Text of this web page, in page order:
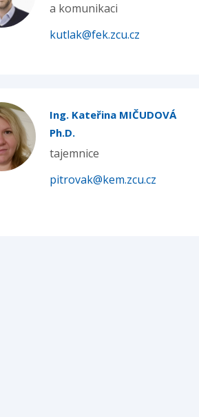
a komunikaci
kutlak@fek.zcu.cz
Ing. Kateřina MIČUDOVÁ
Ph.D.
tajemnice
pitrovak@kem.zcu.cz